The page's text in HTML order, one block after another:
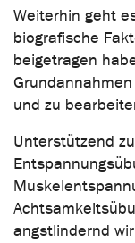
Weiterhin geht
biografische
beigetragen
und zu
Unterstützend
angstlindernd